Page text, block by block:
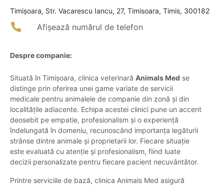
Timişoara, Str. Vacarescu Iancu, 27, Timisoara, Timis, 300182
Afișează numărul de telefon
Despre companie:
Situată în Timișoara, clinica veterinară Animals Med se
distinge prin oferirea unei game variate de servicii
medicale pentru animalele de companie din zonă și din
localitățile adiacente. Echipa acestei clinici pune un accent
deosebit pe empatie, profesionalism și o experiență
îndelungată în domeniu, recunoscând importanța legăturii
strânse dintre animale și proprietarii lor. Fiecare situație
este evaluată cu atenție și profesionalism, fiind luate
decizii personalizate pentru fiecare pacient necuvântător.
Printre serviciile de bază, clinica Animals Med asigură